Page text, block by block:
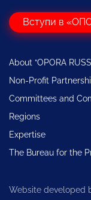
Вступи в
About “OPORA
Non-Profit
Committees and
Regions
Expertise
The Bureau for the
Website developed